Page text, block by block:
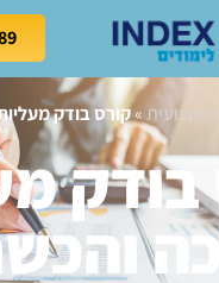
מקצועית»קורס בודק
בודק